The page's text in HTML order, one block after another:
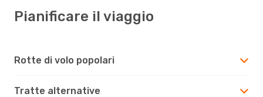
Pianificare il viaggio
Rotte di volo popolari
Tratte alternative